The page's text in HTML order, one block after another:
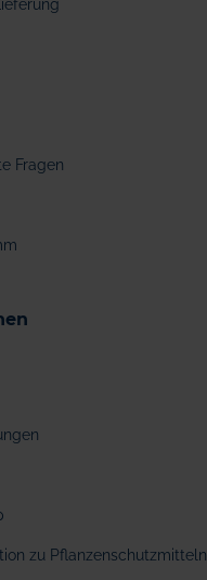
Fragen
zu Pflanzenschutzmitteln